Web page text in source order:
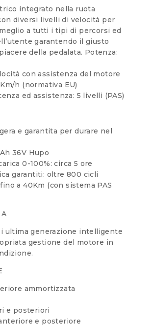
integrato nella ruota
diversi livelli di velocità per
a tutti i tipi di percorsi ed
garantendo il giusto
della pedalata. Potenza:
con assistenza del motore
h (normativa EU)
ed assistenza: 5 livelli (PAS)
e garantita per durare nel
36V Hupo
0-100%: circa 5 ore
garantiti: oltre 800 cicli
a 40Km (con sistema PAS
ultima generazione intelligente
gestione del motore in
ammortizzata
e posteriori
e posteriore